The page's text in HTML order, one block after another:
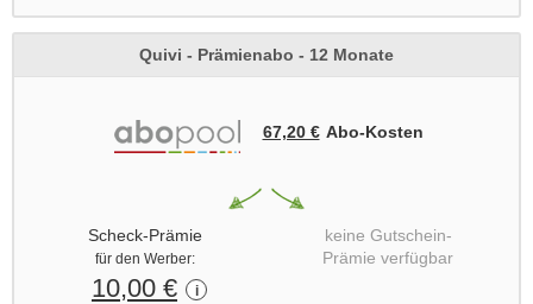
Quivi - Prämienabo - 12 Monate
67,20 € Abo‑Kosten
Scheck-Prämie
für den Werber:
10,00 € i
keine Gutschein-
Prämie verfügbar